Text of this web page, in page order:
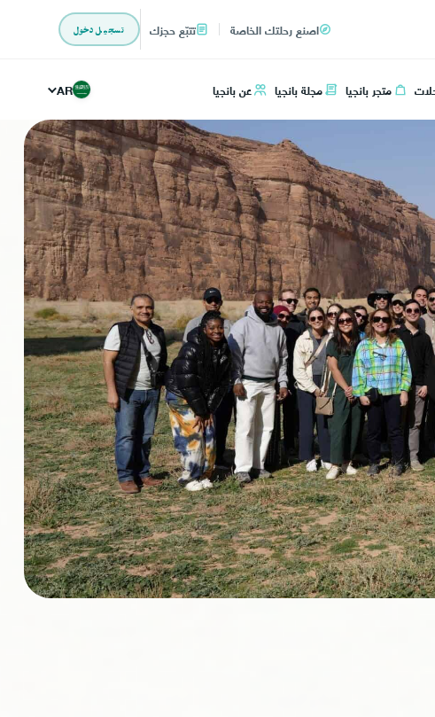
اصنع رحلتك الخاصة تتبّع حجزك تسجيل دخول
متجر بانجيا مجلة بانجيا عن بانجيا AR